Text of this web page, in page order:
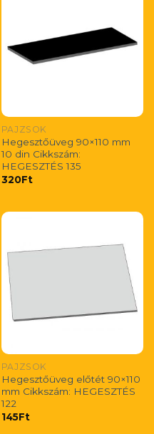
PAJZSOK
Hegesztőüveg 90×110 mm
10 din Cikkszám:
HEGESZTÉS 135
320Ft
PAJZSOK
Hegesztőüveg előtét 90×110
mm Cikkszám: HEGESZTÉS
122
145Ft